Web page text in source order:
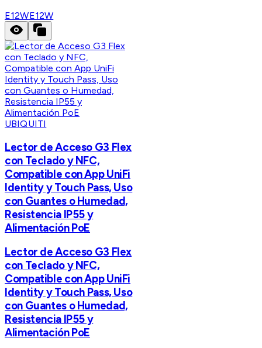
E12WE12W
UBIQUITI
Lector de Acceso G3 Flex
con Teclado y NFC,
Compatible con App UniFi
Identity y Touch Pass, Uso
con Guantes o Humedad,
Resistencia IP55 y
Alimentación PoE
Lector de Acceso G3 Flex
con Teclado y NFC,
Compatible con App UniFi
Identity y Touch Pass, Uso
con Guantes o Humedad,
Resistencia IP55 y
Alimentación PoE